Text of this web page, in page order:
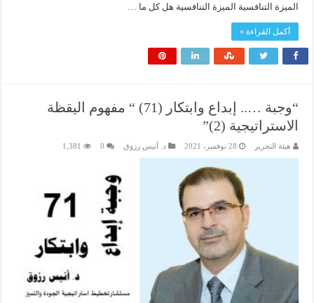
الميزة التنافسية الميزة التنافسية هل كل ما …
أكمل القراءة »
“وجبة ….. إبداع وابتكار (71) “ مفهوم اليقظة
الاستراتيجية (2)”
هيئة التحرير 28 نوفمبر، 2021 د. أنيس رزوق 0
1,381